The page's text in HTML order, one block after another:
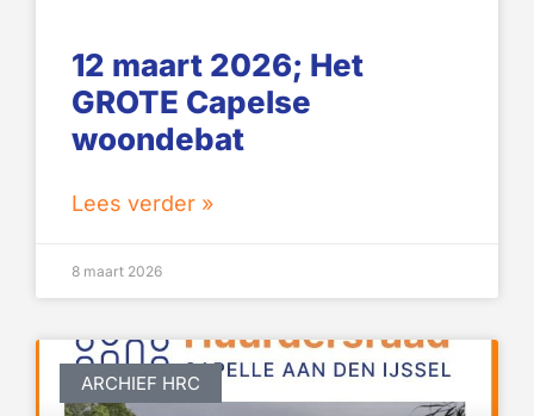
12 maart 2026; Het
GROTE Capelse
woondebat
Lees verder »
8 maart 2026
ARCHIEF HRC